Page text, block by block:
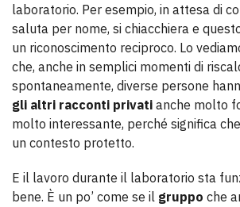
laboratorio. Per esempio, in attesa di
saluta per nome, si chiacchiera e
un riconoscimento reciproco. Lo
che, anche in semplici momenti di
spontaneamente, diverse persone
gli altri racconti privati anche molto
molto interessante, perché significa
un contesto protetto.
E il lavoro durante il laboratorio sta
bene. È un po’ come se il gruppo che